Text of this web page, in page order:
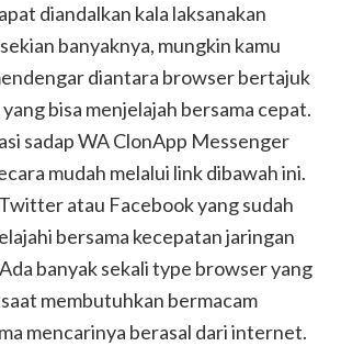
diandalkan kala laksanakan
banyaknya, mungkin kamu
diantara browser bertajuk
bisa menjelajah bersama cepat.
sadap WA ClonApp Messenger
mudah melalui link dibawah ini.
atau Facebook yang sudah
bersama kecepatan jaringan
banyak sekali type browser yang
membutuhkan bermacam
mencarinya berasal dari internet.